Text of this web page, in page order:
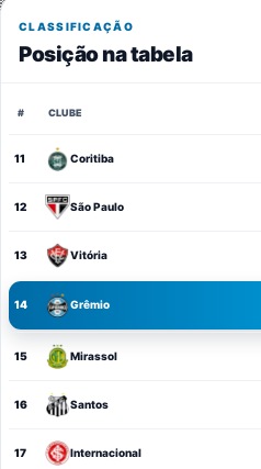
CLASSIFICAÇÃO
Posição na tabela
# CLUBE
11 Coritiba
12 São Paulo
13 Vitória
14 Grêmio
15 Mirassol
16 Santos
17 Internacional